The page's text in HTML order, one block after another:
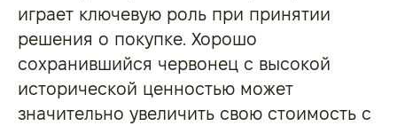
играет ключевую роль при принятии
решения о покупке. Хорошо
сохранившийся червонец с высокой
исторической ценностью может
значительно увеличить свою стоимость с